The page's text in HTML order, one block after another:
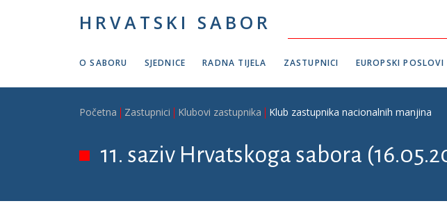
HRVATSKI SABOR
O SABORU SJEDNICE RADNA TIJELA ZASTUPNICI EUROPSKI POSLOVI
Breadcrumb
Početna Zastupnici Klubovi zastupnika Klub zastupnika nacionalnih manjina
11. saziv Hrvatskoga sabora